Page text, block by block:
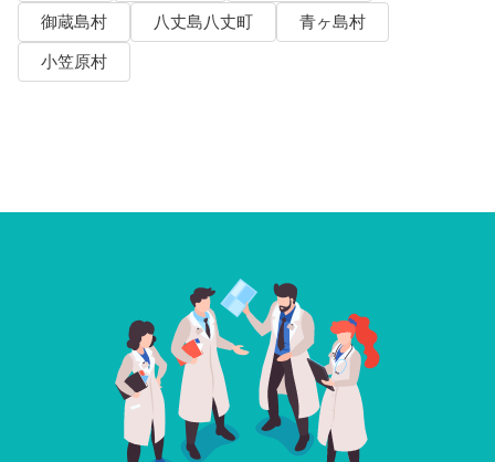
御蔵島村
八丈島八丈町
青ヶ島村
小笠原村